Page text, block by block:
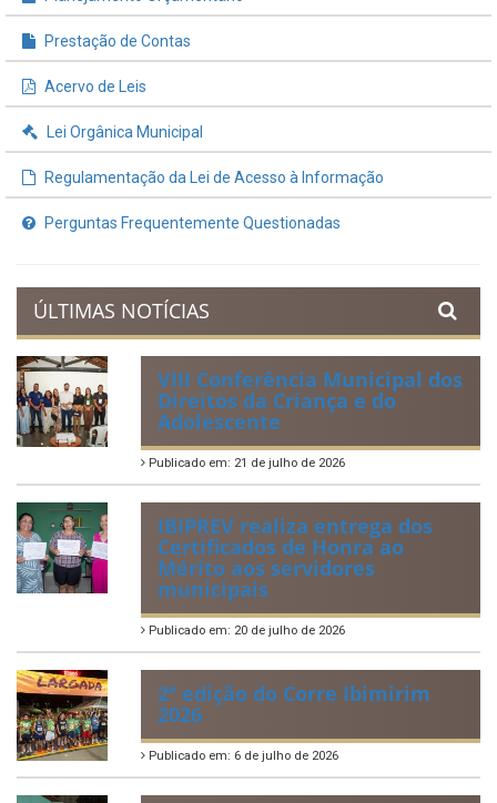
Prestação de Contas
Acervo de Leis
Lei Orgânica Municipal
Regulamentação da Lei de Acesso à Informação
Perguntas Frequentemente Questionadas
ÚLTIMAS NOTÍCIAS
VIII Conferência Municipal dos
Direitos da Criança e do
Adolescente
Publicado em: 21 de julho de 2026
IBIPREV realiza entrega dos
Certificados de Honra ao
Mérito aos servidores
municipais
Publicado em: 20 de julho de 2026
2ª edição do Corre Ibimirim
2026
Publicado em: 6 de julho de 2026